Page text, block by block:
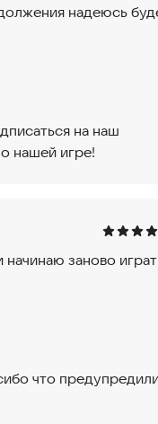
надеюсь
на наш
нашей игре!
заново
что